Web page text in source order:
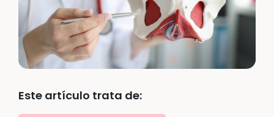
Este artículo trata de: